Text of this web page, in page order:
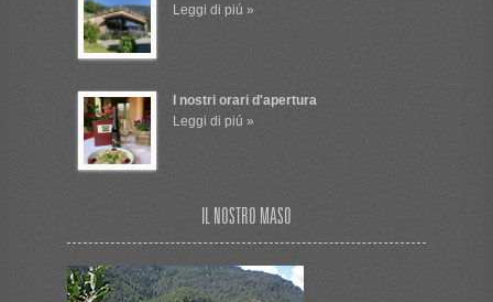
Leggi di piú »
I nostri orari d'apertura
Leggi di piú »
IL NOSTRO MASO